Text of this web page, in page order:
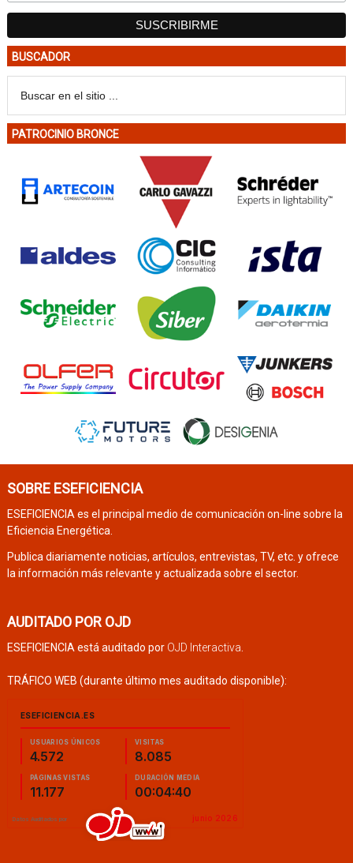
BUSCADOR
PATROCINIO BRONCE
SOBRE ESEFICIENCIA
ESEFICIENCIA es el principal medio de comunicación on-line sobre la
Eficiencia Energética.
Publica diariamente noticias, artículos, entrevistas, TV, etc. y ofrece
la información más relevante y actualizada sobre el sector.
AUDITADO POR OJD
ESEFICIENCIA está auditado por OJD Interactiva
TRÁFICO WEB (durante último mes auditado disponible):